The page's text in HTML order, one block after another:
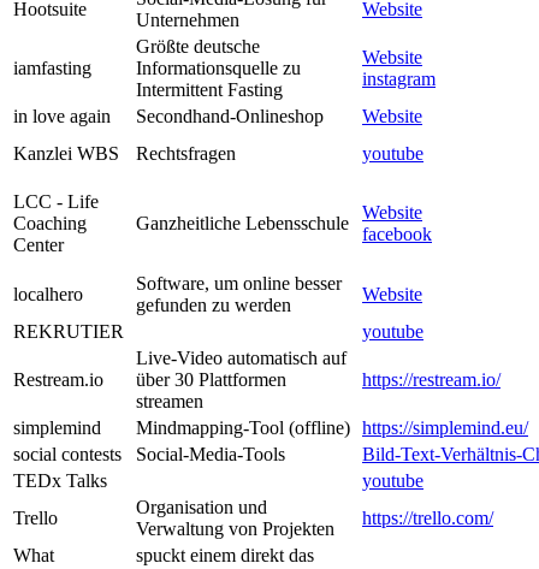
Hootsuite
Unternehmen
Website
iamfasting
Größte deutsche
Informationsquelle zu
Intermittent Fasting
Website
instagram
in love again
Secondhand-Onlineshop
Website
Kanzlei WBS
Rechtsfragen youtube
LCC - Life
Coaching
Center
Ganzheitliche Lebensschule
Website
facebook
localhero
Software, um online besser
gefunden zu werden
Website
REKRUTIER
youtube
Restream.io
Live-Video automatisch auf
über 30 Plattformen
streamen
https://restream.io/
simplemind Mindmapping-Tool (offline) https://simplemind.eu/
social contests
Social-Media-Tools
Bild-Text-Verhältnis-
TEDx Talks
youtube
Trello
Organisation und
Verwaltung von Projekten
https://trello.com/
What
spuckt einem direkt das